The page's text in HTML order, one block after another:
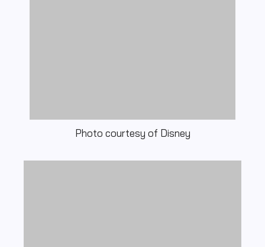
Photo courtesy of Disney